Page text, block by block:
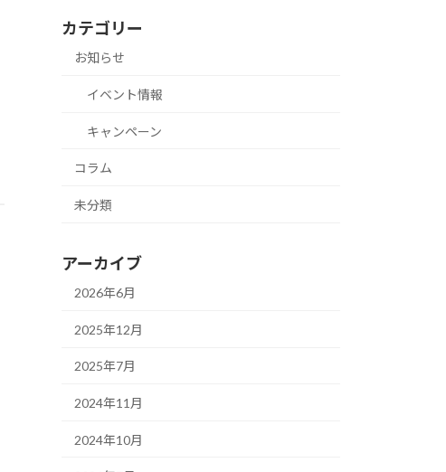
カテゴリー
お知らせ
イベント情報
キャンペーン
コラム
未分類
アーカイブ
2026年6月
2025年12月
2025年7月
2024年11月
2024年10月